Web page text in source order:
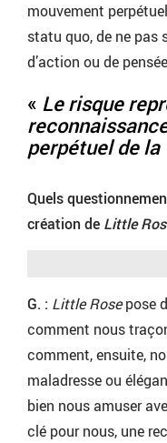
mouvement
statu quo, de ne pas
d’action ou de
« Le risque
perpétuel de la
Quels
création de Little
G. : Little Rosepose
comment nous
comment, ensuite,
maladresse ou
bien nous amuser
clé pour nous, une